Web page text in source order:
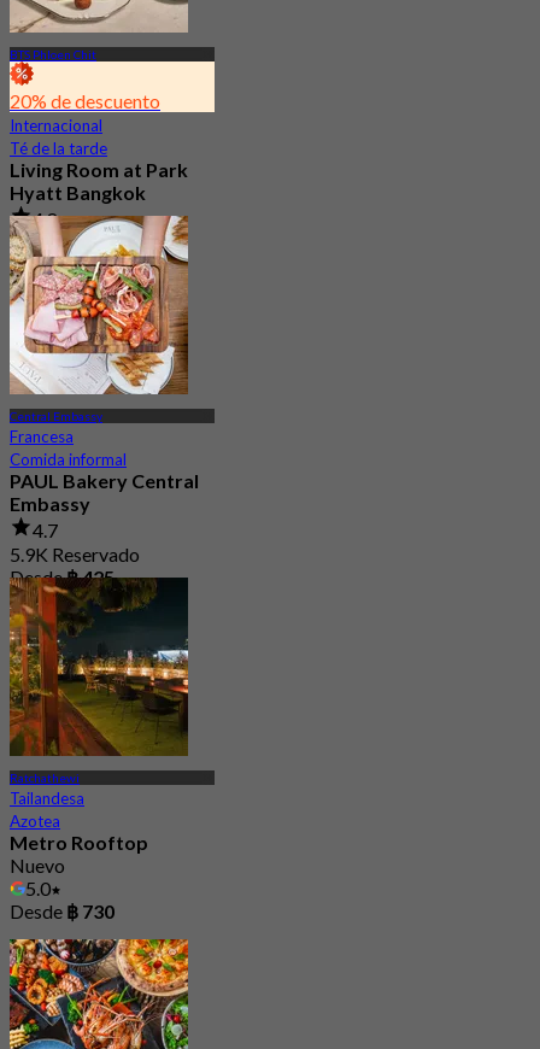
BTS Phloen Chit
20% de descuento
Internacional
Té de la tarde
Living Room at Park
Hyatt Bangkok
4.8
177 Reservado
Desde฿ 1,412.5
Central Embassy
Francesa
Comida informal
PAUL Bakery Central
Embassy
4.7
5.9K Reservado
Desde฿ 425
Ratchathewi
Tailandesa
Azotea
Metro Rooftop
Nuevo
5.0
Desde ฿ 730